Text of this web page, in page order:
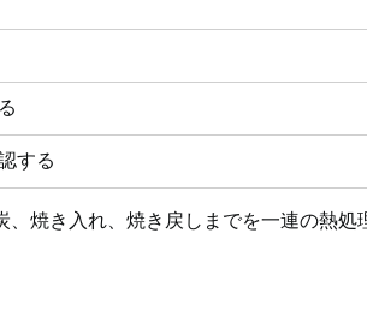
する
焼き入れ、焼き戻しまでを一連の熱処